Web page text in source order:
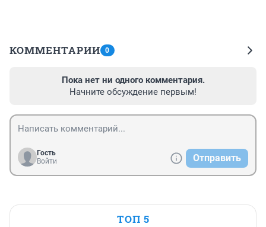
КОММЕНТАРИИ 0
Пока нет ни одного комментария.
Начните обсуждение первым!
Гость
Войти
Отправить
ТОП 5